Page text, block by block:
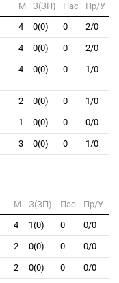
M З(ЗП) Пас
Пр/У
4 0(0) 0 2/0
4 0(0) 0 2/0
4 0(0) 0 1/0
2 0(0) 0 1/0
1 0(0) 0 0/0
3 0(0) 0 1/0
M З(ЗП) Пас
Пр/У
4 1(0) 0 0/0
2 0(0) 0 0/0
2 0(0) 0 0/0